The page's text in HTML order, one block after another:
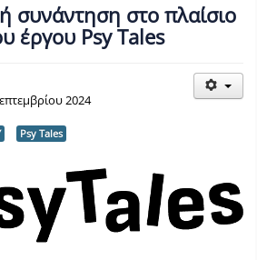
συνάντηση στο πλαίσιο
έργου Psy Tales
2024
Psy Tales